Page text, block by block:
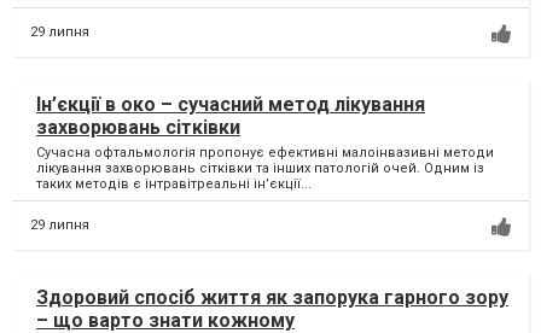
29 липня
Ін’єкції в око – сучасний метод лікування
захворювань сітківки
Сучасна офтальмологія пропонує ефективні малоінвазивні методи
лікування захворювань сітківки та інших патологій очей. Одним із
таких методів є інтравітреальні ін’єкції...
29 липня
Здоровий спосіб життя як запорука гарного зору
– що варто знати кожному